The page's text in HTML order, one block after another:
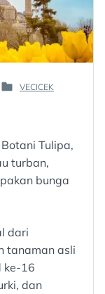
POSTED
VECICEK
Tulipa,
turban,
bunga
dari
tanaman asli
ke-16
dan